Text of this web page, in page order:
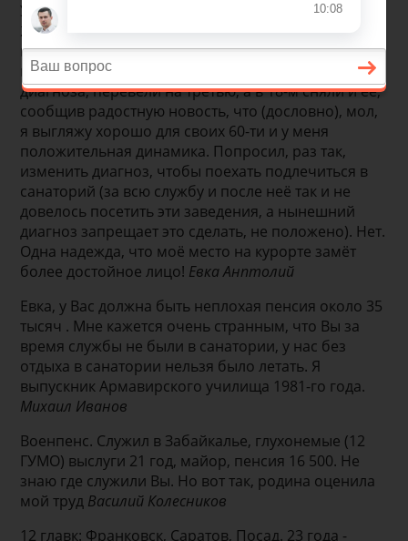
У меня похожая ситуация: после 3-х операций в
2007-м случился обширный инфаркт, дали 2-ю
нерабочую группу, в 17-м, ещё одна операция по
шунтированию сердца. После неё не изменяя
диагноза, перевели на третью, а в 18-м сняли и её,
сообщив радостную новость, что (дословно), мол,
я выгляжу хорошо для своих 60-ти и у меня
положительная динамика. Попросил, раз так,
изменить диагноз, чтобы поехать подлечиться в
санаторий (за всю службу и после неё так и не
довелось посетить эти заведения, а нынешний
диагноз запрещает это сделать, не положено). Нет.
Одна надежда, что моё место на курорте замёт
более достойное лицо! Евка Анптолий
Евка, у Вас должна быть неплохая пенсия около 35
тысяч . Мне кажется очень странным, что Вы за
время службы не были в санатории, у нас без
отдыха в санатории нельзя было летать. Я
выпускник Армавирского училища 1981-го года.
Михаил Иванов
Военпенс. Служил в Забайкалье, глухонемые (12
ГУМО) выслуги 21 год, майор, пенсия 16 500. Не
знаю где служили Вы. Но вот так, родина оценила
мой труд Василий Колесников
12 главк: Франковск, Саратов, Посад. 23 года -